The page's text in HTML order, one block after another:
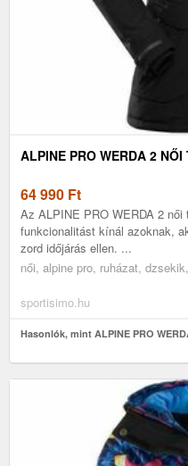
ALPINE PRO WERDA 2
64 990 Ft
Az ALPINE PRO WERDA 2
funkcionalitást kínál azoknak,
zord időjárás ellen. ...
női, alpine pro, ruházat,
sportisimo.hu
Hasonlók, mint ALPINE PRO